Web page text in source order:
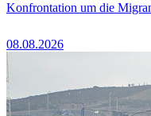
Konfrontation um die
08.08.2026